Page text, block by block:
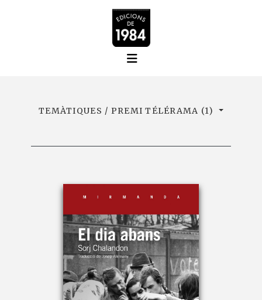
TEMÀTIQUES / PREMI TÉLÉRAMA (1)